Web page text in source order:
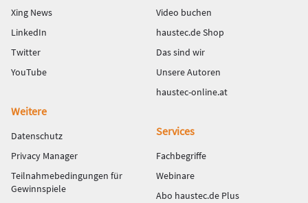
Xing News
LinkedIn
Twitter
YouTube
Video buchen
haustec.de Shop
Das sind wir
Unsere Autoren
haustec-online.at
Weitere
Datenschutz
Privacy Manager
Teilnahmebedingungen für
Gewinnspiele
Services
Fachbegriffe
Webinare
Abo haustec.de Plus